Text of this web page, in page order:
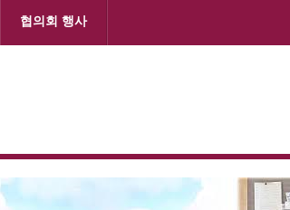
협의회 행사